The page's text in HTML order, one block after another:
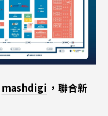
mashdigi ，聯合新